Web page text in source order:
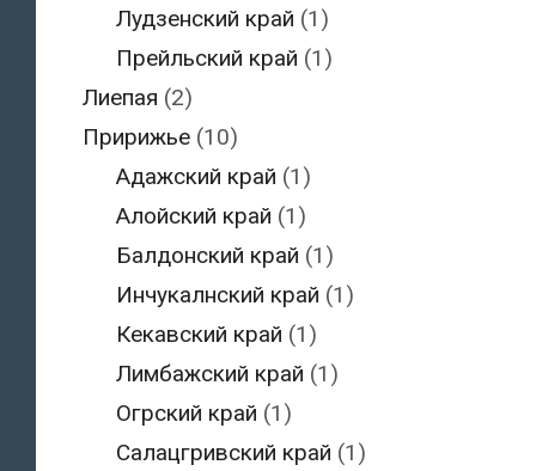
Лудзенский край (1)
Прейльский край (1)
Лиепая (2)
Пририжье(10)
Адажский край (1)
Алойский край (1)
Балдонский край (1)
Инчукалнский край (1)
Кекавский край (1)
Лимбажский край (1)
Огрский край (1)
Салацгривский край (1)